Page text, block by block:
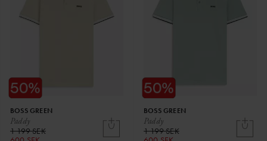
Paddy
BOSS GREEN
1 199 SEK
Paddy
BOSS GREEN
1 199 SEK